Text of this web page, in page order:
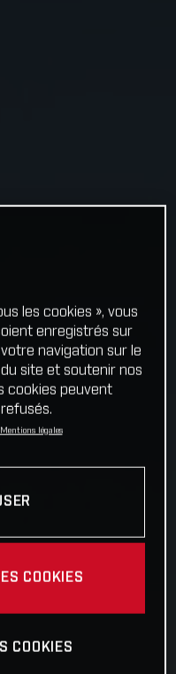
les cookies », vous
enregistrés sur
navigation sur le
site et soutenir nos
cookies peuvent
Mentions légales
COOKIES
COOKIES